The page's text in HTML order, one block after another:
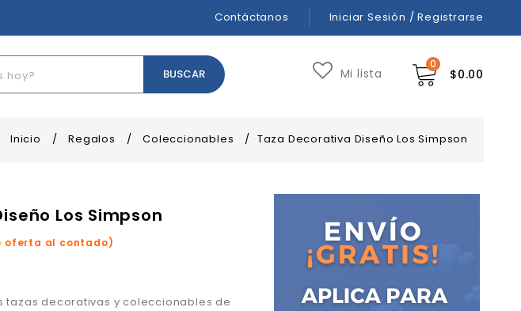
Contáctanos Iniciar Sesión / Registrarse
0
$0.00
Mi lista
Inicio / Regalos / Coleccionables / Taza Decorativa Diseño Los Simpson
Los Simpson
oferta al contado)
tazas decorativas y coleccionables de